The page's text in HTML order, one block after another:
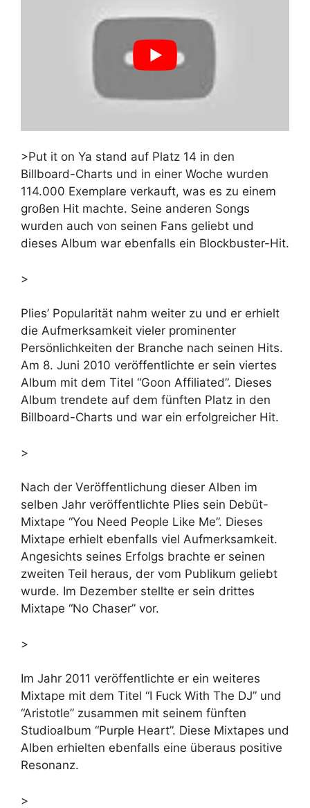
>Put it on Ya stand auf Platz 14 in den
Billboard-Charts und in einer Woche wurden
114.000 Exemplare verkauft, was es zu einem
großen Hit machte. Seine anderen Songs
wurden auch von seinen Fans geliebt und
dieses Album war ebenfalls ein Blockbuster-Hit.
>
Plies’ Popularität nahm weiter zu und er erhielt
die Aufmerksamkeit vieler prominenter
Persönlichkeiten der Branche nach seinen Hits.
Am 8. Juni 2010 veröffentlichte er sein viertes
Album mit dem Titel “Goon Affiliated”. Dieses
Album trendete auf dem fünften Platz in den
Billboard-Charts und war ein erfolgreicher Hit.
>
Nach der Veröffentlichung dieser Alben im
selben Jahr veröffentlichte Plies sein Debüt-
Mixtape “You Need People Like Me”. Dieses
Mixtape erhielt ebenfalls viel Aufmerksamkeit.
Angesichts seines Erfolgs brachte er seinen
zweiten Teil heraus, der vom Publikum geliebt
wurde. Im Dezember stellte er sein drittes
Mixtape “No Chaser” vor.
>
Im Jahr 2011 veröffentlichte er ein weiteres
Mixtape mit dem Titel “I Fuck With The DJ” und
“Aristotle” zusammen mit seinem fünften
Studioalbum “Purple Heart”. Diese Mixtapes und
Alben erhielten ebenfalls eine überaus positive
Resonanz.
>